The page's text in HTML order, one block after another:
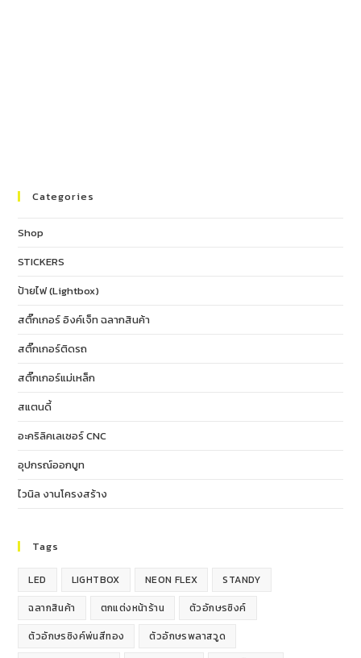
Categories
Shop
STICKERS
ป้ายไฟ (Lightbox)
สติ๊กเกอร์ อิงค์เจ็ท ฉลากสินค้า
สติ๊กเกอร์ติดรถ
สติ๊กเกอร์แม่เหล็ก
สแตนดี้
อะคริลิคเลเซอร์ CNC
อุปกรณ์ออกบูท
ไวนิล งานโครงสร้าง
Tags
LED LIGHTBOX NEON FLEX
STANDY
ฉลากสินค้า
ตกแต่งหน้าร้าน
ตัวอักษรซิงค์
ตัวอักษรซิงค์พ่นสีทอง
ตัวอักษรพลาสวูด